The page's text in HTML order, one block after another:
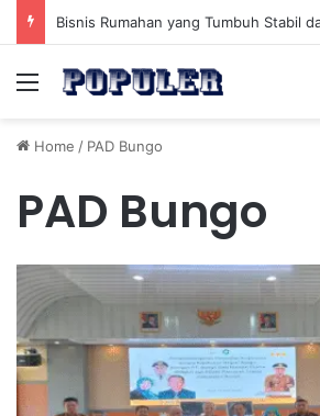
Menu
Home / PAD Bungo
PAD Bungo